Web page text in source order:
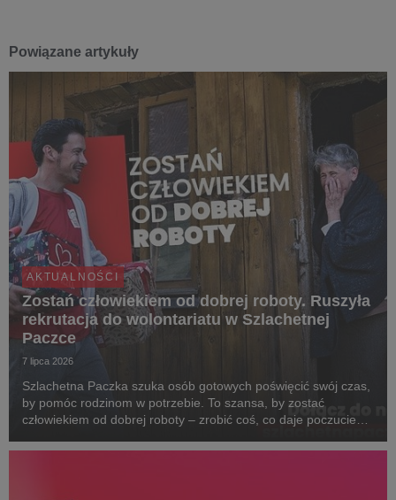
Powiązane artykuły
AKTUALNOŚCI
Zostań człowiekiem od dobrej roboty. Ruszyła
rekrutacja do wolontariatu w Szlachetnej
Paczce
7 lipca 2026
Szlachetna Paczka szuka osób gotowych poświęcić swój czas,
by pomóc rodzinom w potrzebie. To szansa, by zostać
człowiekiem od dobrej roboty – zrobić coś, co daje poczucie
potrzebujących. Dołącz do Paczki na www.s...